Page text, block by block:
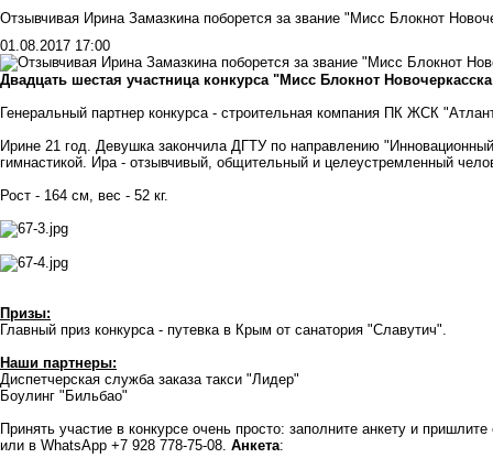
Отзывчивая Ирина Замазкина поборется за звание "Мисс Блокнот
01.08.2017 17:00
Двадцать шестая участница конкурса "Мисс Блокнот
Генеральный партнер конкурса - строительная компания ПК ЖСК
Ирине 21 год. Девушка закончила ДГТУ по направлению
гимнастикой. Ира - отзывчивый, общительный и целеустремленный
Рост - 164 см, вес - 52 кг.
Призы:
Главный приз конкурса - путевка в Крым от санатория "Славутич".
Наши партнеры:
Диспетчерская служба заказа такси "Лидер"
Боулинг "Бильбао"
Принять участие в конкурсе очень просто: заполните анкету и
или в WhatsApp +7 928 778-75-08. Анкета: